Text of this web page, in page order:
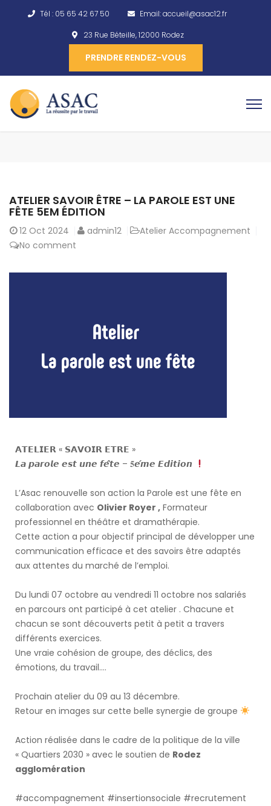
Tél : 05 65 42 67 50 Email:accueil@asac12.fr
23 Rue Béteille, 12000 Rodez
PRENDRE RENDEZ-VOUS
ATELIER SAVOIR ÊTRE – LA PAROLE EST UNE
FÊTE 5EM ÉDITION
12 Oct 2024 admin12
Atelier Accompagnement
No comment
𝗔𝗧𝗘𝗟𝗜𝗘𝗥 « 𝗦𝗔𝗩𝗢𝗜𝗥 𝗘𝗧𝗥𝗘 »
𝙇𝙖 𝙥𝙖𝙧𝙤𝙡𝙚 𝙚𝙨𝙩 𝙪𝙣𝙚 𝙛𝙚̂𝙩𝙚 – 𝟓𝙚́𝙢𝙚 𝙀𝙙𝙞𝙩𝙞𝙤𝙣
L’Asac renouvelle son action la Parole est une fête en
collaboration avec Olivier Royer , Formateur
professionnel en théâtre et dramathérapie.
Cette action a pour objectif principal de développer une
communication efficace et des savoirs être adaptés
aux attentes du marché de l’emploi.
Du lundi 07 octobre au vendredi 11 octobre nos salariés
en parcours ont participé à cet atelier . Chacune et
chacun se sont découverts petit à petit a travers
différents exercices.
Une vraie cohésion de groupe, des déclics, des
émotions, du travail….
Prochain atelier du 09 au 13 décembre.
Retour en images sur cette belle synergie de groupe
Action réalisée dans le cadre de la politique de la ville
« Quartiers 2030 » avec le soutien de Rodez
agglomération
#accompagnement #insertionsociale #recrutement